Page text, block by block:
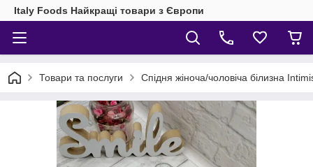
Italy Foods Найкращі товари з Європи
Товари та послуги Спідня жіноча/чоловіча білизна